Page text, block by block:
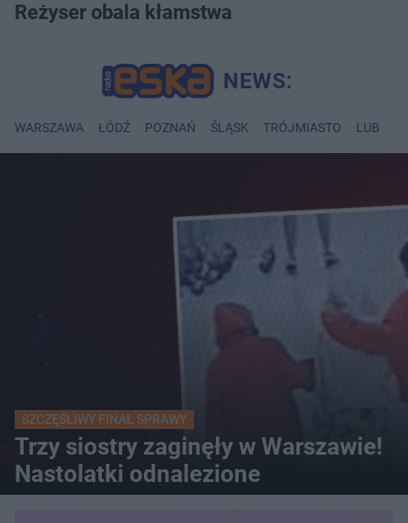
Reżyser obala kłamstwa
WARSZAWA ŁÓDŹ POZNAŃ ŚLĄSK TRÓJMIASTO LUBLIN
SZCZĘŚLIWY FINAŁ SPRAWY
Trzy siostry zaginęły w Warszawie!
Nastolatki odnalezione